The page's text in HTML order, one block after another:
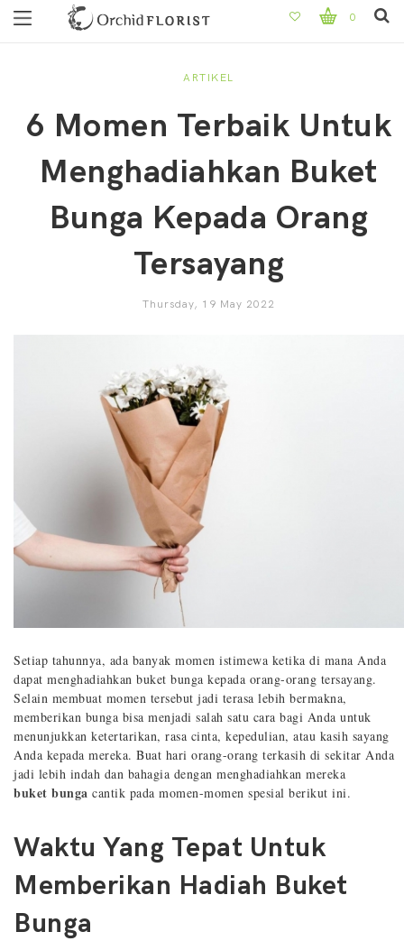
0
ARTIKEL
6 Momen Terbaik Untuk
Menghadiahkan Buket
Bunga Kepada Orang
Tersayang
Thursday, 19 May 2022
Setiap tahunnya, ada banyak momen istimewa ketika di mana Anda
dapat menghadiahkan buket bunga kepada orang-orang tersayang.
Selain membuat momen tersebut jadi terasa lebih bermakna,
memberikan bunga bisa menjadi salah satu cara bagi Anda untuk
menunjukkan ketertarikan, rasa cinta, kepedulian, atau kasih sayang
Anda kepada mereka. Buat hari orang-orang terkasih di sekitar Anda
jadi lebih indah dan bahagia dengan menghadiahkan mereka
buket bunga cantik pada momen-momen spesial berikut ini.
Waktu Yang Tepat Untuk
Memberikan Hadiah Buket
Bunga